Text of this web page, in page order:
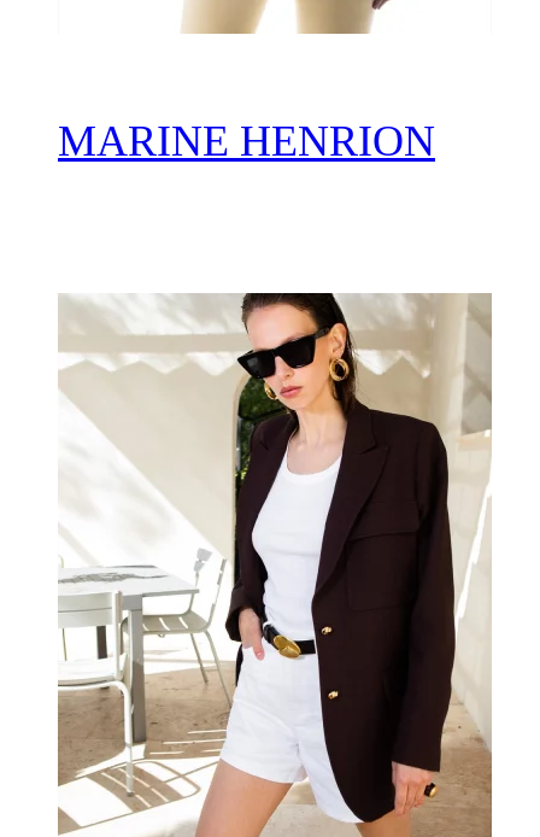
MARINE HENRION